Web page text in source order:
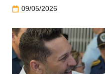
09/05/2026